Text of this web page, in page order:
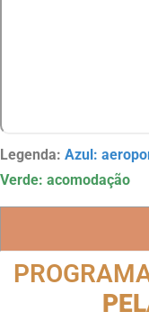
Legenda: Azul:
Verde: acomodação